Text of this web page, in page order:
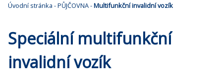
Úvodní stránka -PŮJČOVNA-Multifunkční invalidní vozík
Speciální multifunkční
invalidní vozík